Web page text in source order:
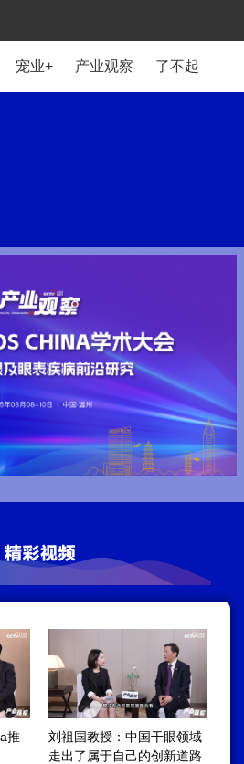
宠业+ 产业观察 了不起的国货
推
刘祖国教授：中国干眼领域
走出了属于自己的创新道路